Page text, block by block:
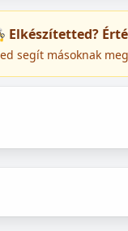
Elkészítetted?
segít másoknak